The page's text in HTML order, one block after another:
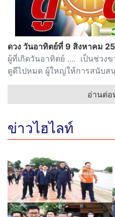
ดวง วันอาทิตย์ที่ 9 สิงหาคม
ผู้ที่เกิดวันอาทิตย์ .... เป็นช่วง
ดูดีไปหมด ผู้ใหญ่ให้การสนับส
อ่านต่อ
ข่าวไฮไลท์
Previous